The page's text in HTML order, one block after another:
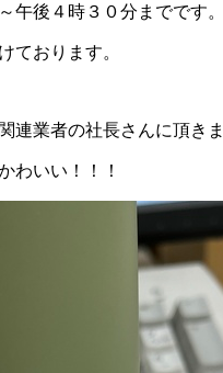
午後４時３０分までです。
ております。
連業者の社長さんに頂きま
わいい！！！